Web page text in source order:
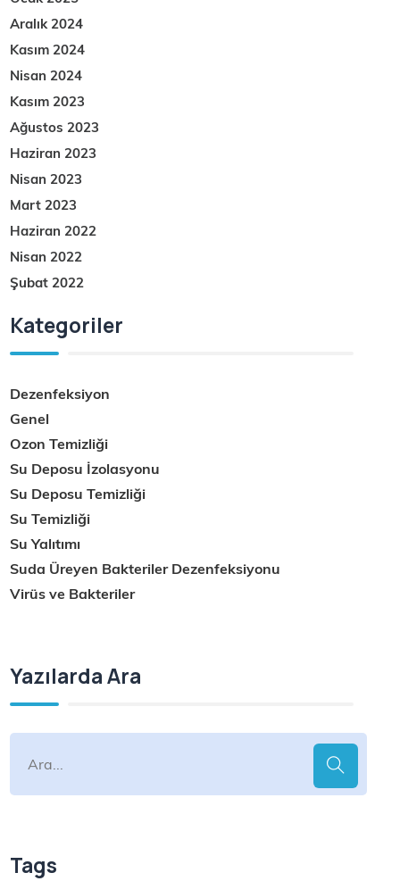
Aralık 2024
Kasım 2024
Nisan 2024
Kasım 2023
Ağustos 2023
Haziran 2023
Nisan 2023
Mart 2023
Haziran 2022
Nisan 2022
Şubat 2022
Kategoriler
Dezenfeksiyon
Genel
Ozon Temizliği
Su Deposu İzolasyonu
Su Deposu Temizliği
Su Temizliği
Su Yalıtımı
Suda Üreyen Bakteriler Dezenfeksiyonu
Virüs ve Bakteriler
Yazılarda Ara
Tags